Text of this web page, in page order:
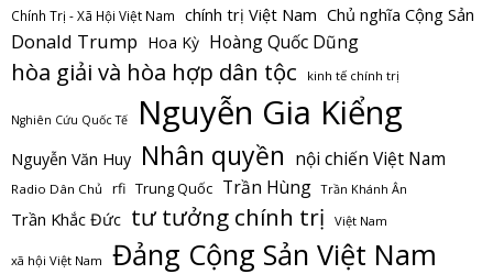
Chính Trị - Xã Hội Việt Nam chính trị Việt Nam Chủ nghĩa Cộng Sản
Donald Trump Hoa Kỳ Hoàng Quốc Dũng
hòa giải và hòa hợp dân tộc kinh tế chính trị
Nghiên Cứu Quốc Tế Nguyễn Gia Kiểng
Nguyễn Văn Huy Nhân quyền nội chiến Việt Nam
Radio Dân Chủ rfi Trung Quốc Trần Hùng Trần Khánh Ân
Trần Khắc Đức tư tưởng chính trị Việt Nam
xã hội Việt Nam Đảng Cộng Sản Việt Nam